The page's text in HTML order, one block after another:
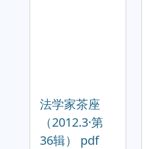
法学家茶座
（2012.3·第
36辑） pdf